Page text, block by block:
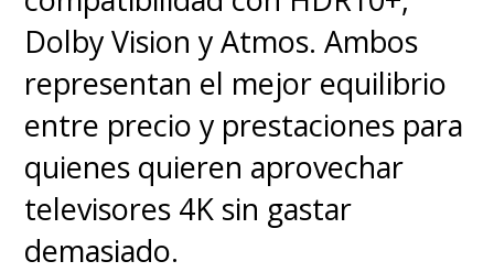
Dolby Vision y Atmos. Ambos
representan el mejor equilibrio
entre precio y prestaciones para
quienes quieren aprovechar
televisores 4K sin gastar
demasiado.